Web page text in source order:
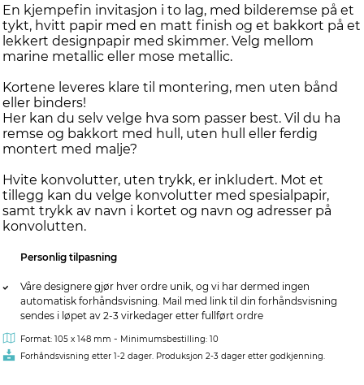
En kjempefin invitasjon i to lag, med bilderemse på et
tykt, hvitt papir med en matt finish og et bakkort på et
lekkert designpapir med skimmer. Velg mellom
marine metallic eller mose metallic.
Kortene leveres klare til montering, men uten bånd
eller binders!
Her kan du selv velge hva som passer best. Vil du ha
remse og bakkort med hull, uten hull eller ferdig
montert med malje?
Hvite konvolutter, uten trykk, er inkludert. Mot et
tillegg kan du velge konvolutter med spesialpapir,
samt trykk av navn i kortet og navn og adresser på
konvolutten.
Personlig tilpasning
Våre designere gjør hver ordre unik, og vi har dermed ingen
automatisk forhåndsvisning. Mail med link til din forhåndsvisning
sendes i løpet av 2-3 virkedager etter fullført ordre
Format: 105 x 148 mm - Minimumsbestilling: 10
Forhåndsvisning etter 1-2 dager. Produksjon 2-3 dager etter godkjenning.